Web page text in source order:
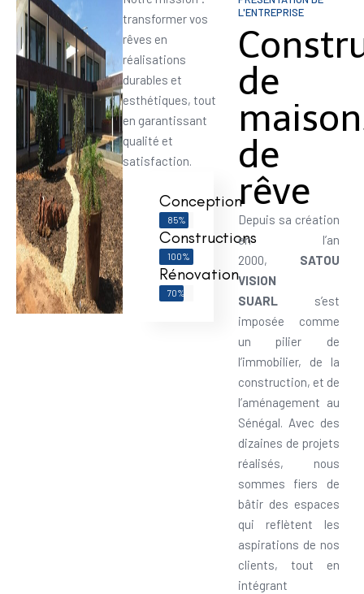
transformer vos
rêves en
réalisations
durables et
esthétiques, tout
en garantissant
qualité et
satisfaction.
Conception
85%
Constructions
100%
Rénovation
70%
L'ENTREPRISE
de
de
rêve
Depuis sa création
en l’an
2000, SATOU
VISION
SUARLs’est
imposée comme
un pilier de
l’immobilier, de la
construction, et de
l’aménagement au
Sénégal. Avec des
dizaines de projets
réalisés, nous
sommes fiers de
bâtir des espaces
qui reflètent les
aspirations de nos
clients, tout en
intégrant